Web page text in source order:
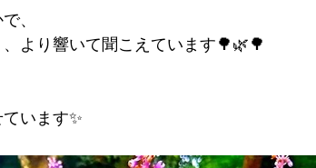
、
より響いて聞こえています🌳🌿🌳
います✨